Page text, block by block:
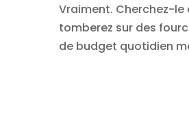
Vraiment. Cherchez-le
tomberez sur des
de budget quotidien